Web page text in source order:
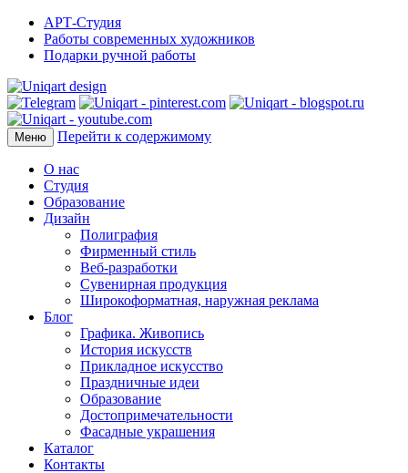
АРТ-Студия
Работы современных художников
Подарки ручной работы
Меню Перейти к содержимому
О нас
Студия
Образование
Дизайн
Полиграфия
Фирменный стиль
Веб-разработки
Сувенирная продукция
Широкоформатная, наружная реклама
Блог
Графика. Живопись
История искусств
Прикладное искусство
Праздничные идеи
Образование
Достопримечательности
Фасадные украшения
Каталог
Контакты